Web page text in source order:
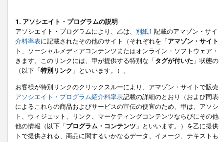
1. アソシエイト・プログラムの説明
アソシエイト・プログラムにより、乙は、 別紙1 記載のアマゾン・サ
介料率表に記載されたその他のサイト（それぞれを「アマゾン・サイト
ト、ソーシャルメディアコンテンツまたはオンライン・ソフトウェア
きます。このリンクには、甲が提供する特別な「タグが付いた 」状態
（以下「特別リンク 」といいます。）。
お客様が特別リンクのクリックスルーにより、アマゾン・サイトで販
アソシエイト・プログラム紹介料率表記載の詳細のとおり（および同
によるこれらの商品およびサービスの宣伝の便宜のため、甲は、アソ
ト、ウィジェット、リンク、マーケティングコンテンツならびにその
他の情報（以下「プログラム・コンテンツ 」といいます。）を乙に提
トで提供される、商品に関するいかなるデータ、イメージ、テキス